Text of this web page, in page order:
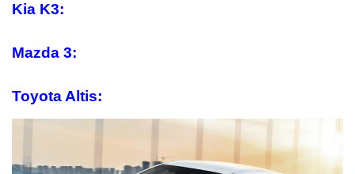
Kia K3:
Mazda 3:
ToyotaAltis: